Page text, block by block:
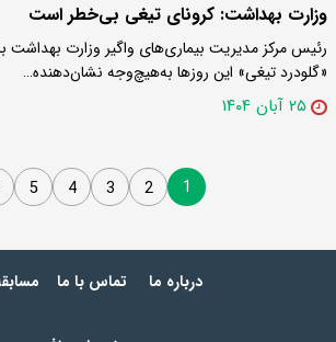
وزارت بهداشت: کرونای تیغی بی‌خطر است
رئیس مرکز مدیریت بیماری‌های واگیر وزارت بهداشت
«گلودرد تیغی» این روزها به‌هیچ‌وجه نشان‌دهنده…
۲۵ آبان ۱۴۰۴
1
2
3
4
5
درباره ما تماس با ما